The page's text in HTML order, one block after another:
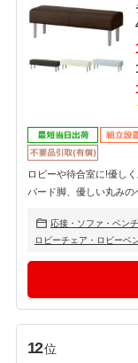
ロビーや待合室に!優し
パード脚、優しい丸みの
応接・ソファ・ベンチ
ロビーチェア・ロビーベ
12位